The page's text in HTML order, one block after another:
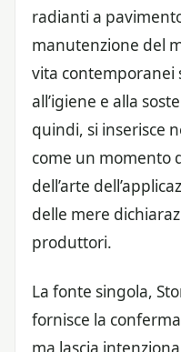
radianti a
manutenzione del
vita contemporanei
all’igiene e alla
quindi, si inserisce
come un momento
dell’arte
delle mere
produttori.
La fonte singola,
fornisce la